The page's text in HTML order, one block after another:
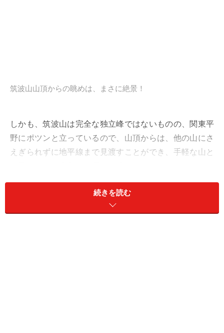
筑波山山頂からの眺めは、まさに絶景！
しかも、筑波山は完全な独立峰ではないものの、関東平
野にポツンと立っているので、山頂からは、他の山にさ
えぎられずに地平線まで見渡すことができ、手軽な山と
筑波山に登るなら、あわせて歩きたいのが、江戸時代の
旅人も歩いた「つくば道」。筑波山にまつられる筑波山
続きを読む